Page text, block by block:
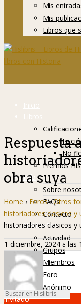
Mis
Mis
Libros que
Inicio
Libros
No
Premios
Info
Sobre
FAQs
Contacto
Hislibreños
Actividad
Grupos
Miembros
Foro
Respuesta
obra suya
Home › Foros › Otros
historiadores clasicos y
historiadores clasicos y
1 diciembre, 2024 a las
Anónimo
Invitado